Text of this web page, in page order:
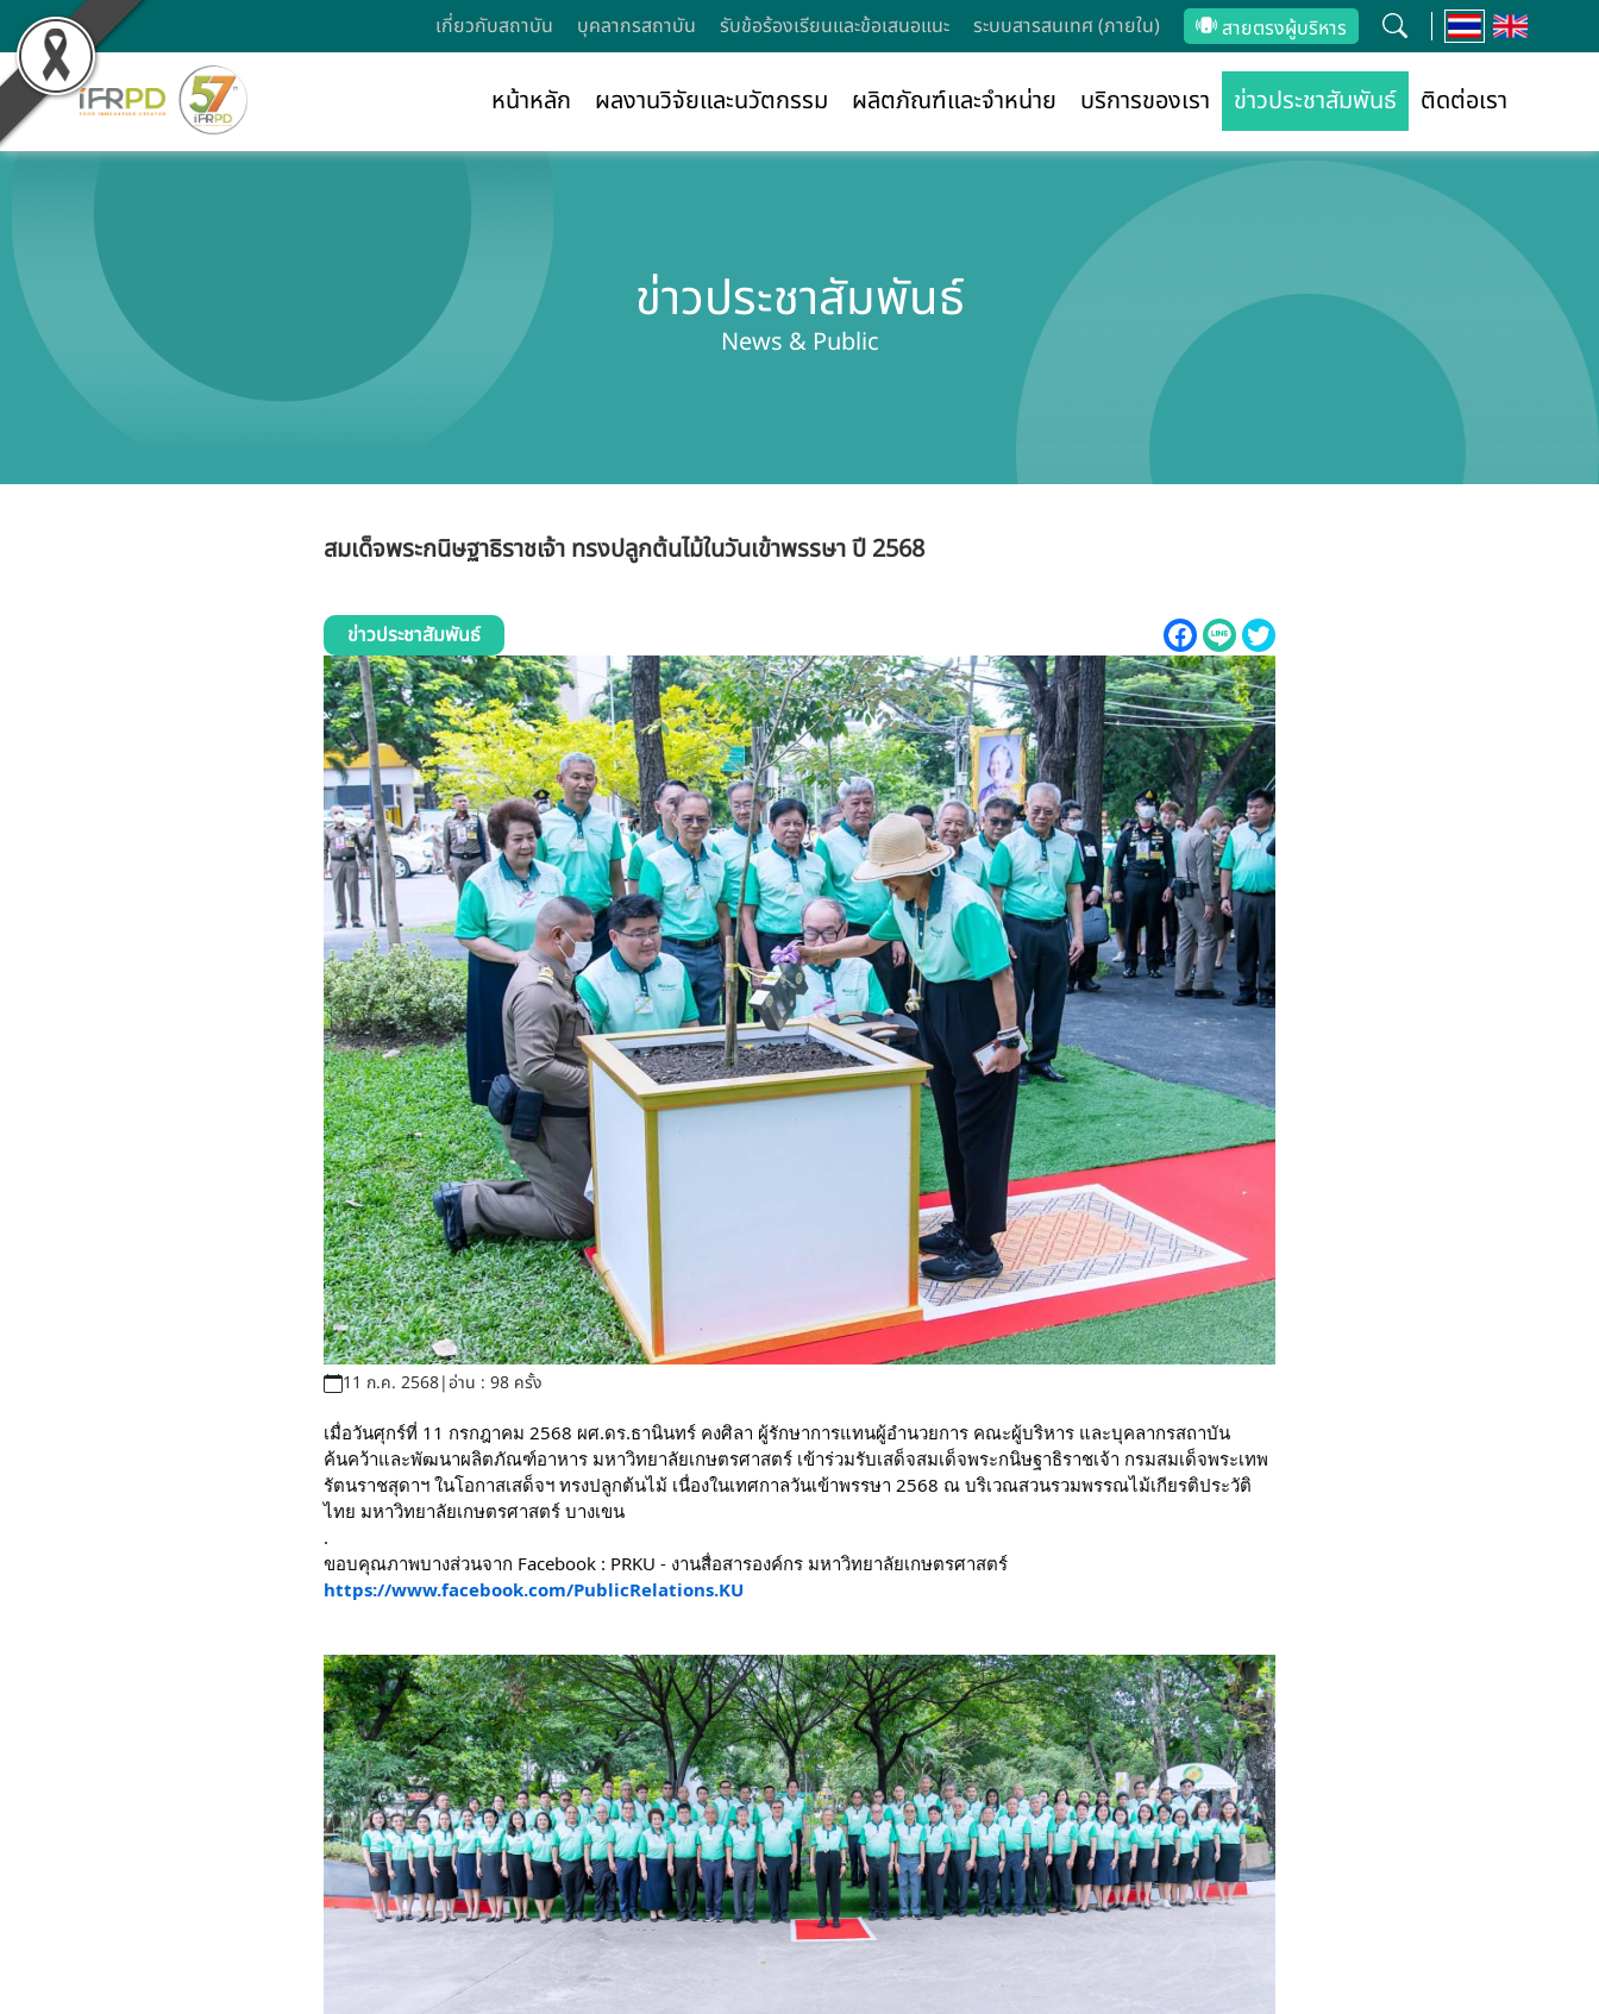
เกี่ยวกับสถาบัน บุคลากรสถาบัน รับข้อร้องเรียนและข้อเสนอแนะ ระบบสารสนเทศ (ภายใน) สายตรงผู้บริหาร
หน้าหลัก ผลงานวิจัยและนวัตกรรม ผลิตภัณฑ์และจำหน่าย บริการของเรา ข่าวประชาสัมพันธ์ ติดต่อเรา
ข่าวประชาสัมพันธ์
News & Public
สมเด็จพระกนิษฐาธิราชเจ้า ทรงปลูกต้นไม้ในวันเข้าพรรษา ปี 2568
ข่าวประชาสัมพันธ์
11 ก.ค. 2568|อ่าน : 98 ครั้ง
เมื่อวันศุกร์ที่ 11 กรกฎาคม 2568 ผศ.ดร.ธานินทร์ คงศิลา ผู้รักษาการแทนผู้อำนวยการ คณะผู้บริหาร และบุคลากรสถาบัน
ค้นคว้าและพัฒนาผลิตภัณฑ์อาหาร มหาวิทยาลัยเกษตรศาสตร์ เข้าร่วมรับเสด็จสมเด็จพระกนิษฐาธิราชเจ้า กรมสมเด็จพระเทพ
รัตนราชสุดาฯ ในโอกาสเสด็จฯ ทรงปลูกต้นไม้ เนื่องในเทศกาลวันเข้าพรรษา 2568 ณ บริเวณสวนรวมพรรณไม้เกียรติประวัติ
ไทย มหาวิทยาลัยเกษตรศาสตร์ บางเขน
.
ขอบคุณภาพบางส่วนจาก Facebook : PRKU - งานสื่อสารองค์กร มหาวิทยาลัยเกษตรศาสตร์
https://www.facebook.com/PublicRelations.KU